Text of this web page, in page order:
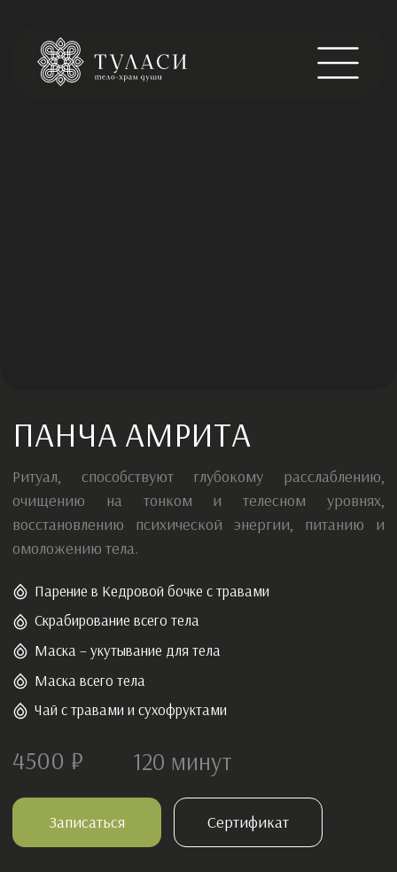
Скрабирование всего тела
Парение в Кедровой бочке с травами
Чай с травами и сухофруктами
Маска всего тела
Записаться Сертификат
4500 ₽ 120минут
В ТУЛАСИ СПА
Купить сертификат
подарок без риска ошибиться.